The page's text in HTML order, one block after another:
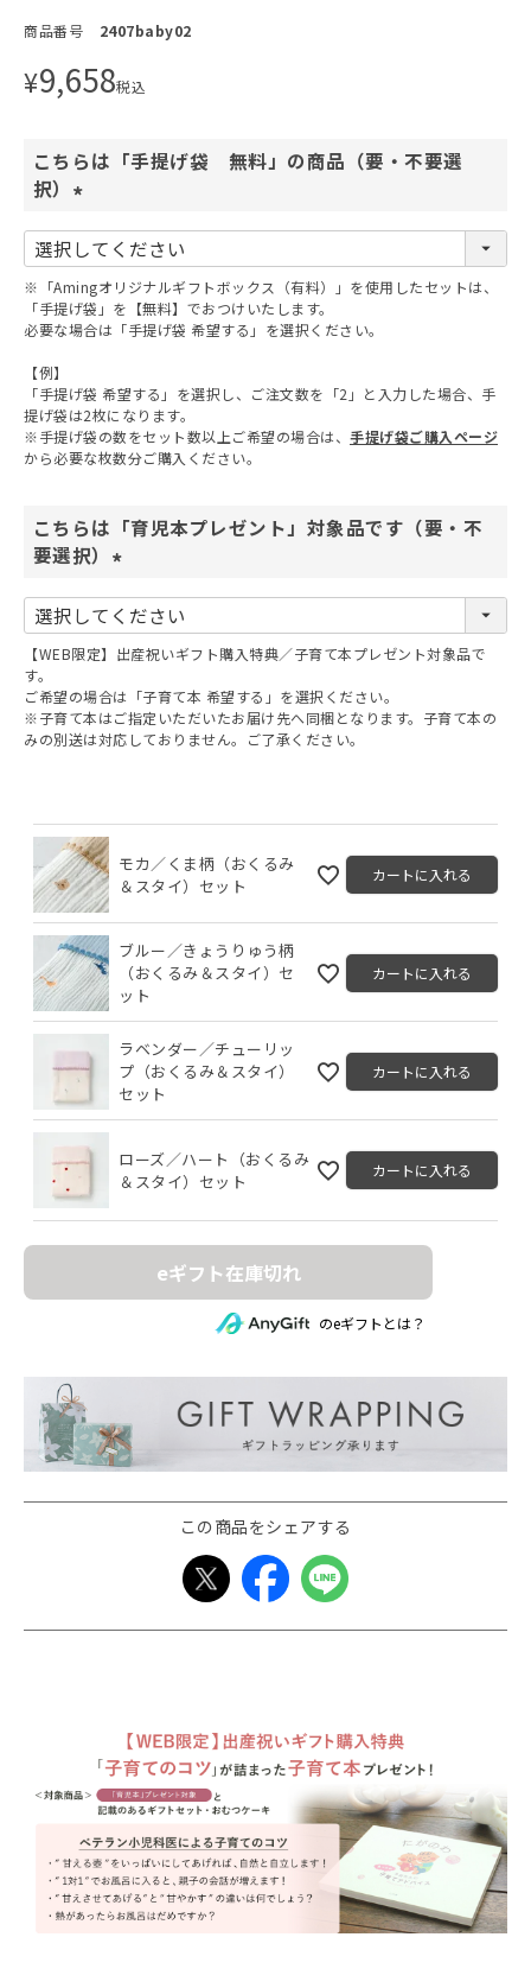
商品番号 2407baby02
¥9,658税込
こちらは「手提げ袋 無料」の商品（要・不要選
択）
必
須
)
※「Amingオリジナルギフトボックス（有料）」を使用したセットは、
「手提げ袋」を【無料】でおつけいたします。
必要な場合は「手提げ袋 希望する」を選択ください。
【例】
「手提げ袋 希望する」を選択し、ご注文数を「2」と入力した場合、手
提げ袋は2枚になります。
※手提げ袋の数をセット数以上ご希望の場合は、 手提げ袋ご購入ページ
から必要な枚数分ご購入ください。
こちらは「育児本プレゼント」対象品です（要・不
要選択）
必
須
【WEB限定】出産祝いギフト購入特典／子育て本プレゼント対象品で
す。
ご希望の場合は「子育て本 希望する」を選択ください。
※子育て本はご指定いただいたお届け先へ同梱となります。子育て本の
みの別送は対応しておりません。ご了承ください。
モカ／くま柄（おくるみ
＆スタイ）セット
カートに入れる
ブルー／きょうりゅう柄
（おくるみ＆スタイ）セ
ット
カートに入れる
ラベンダー／チューリッ
プ（おくるみ＆スタイ）
セット
カートに入れる
ローズ／ハート（おくるみ
＆スタイ）セット
カートに入れる
eギフト在庫切れ
のeギフトとは？
この商品をシェアする